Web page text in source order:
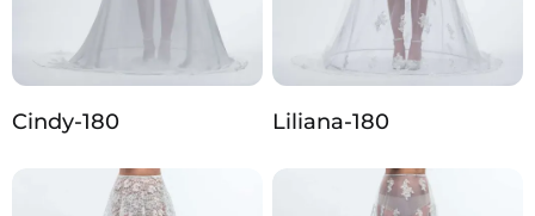
Cindy-180 Liliana-180